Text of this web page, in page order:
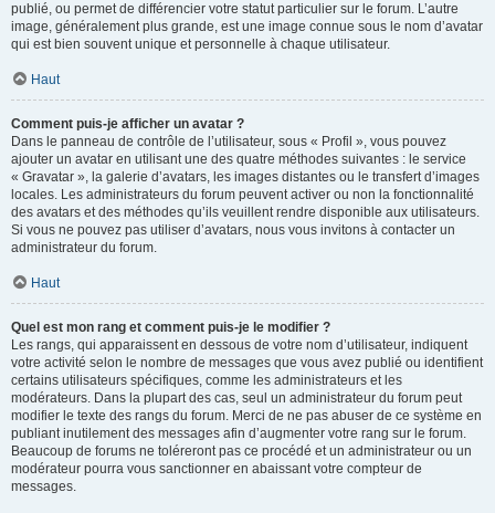
publié, ou permet de différencier votre statut particulier sur le forum. L’autre
image, généralement plus grande, est une image connue sous le nom d’avatar
qui est bien souvent unique et personnelle à chaque utilisateur.
Haut
Comment puis-je afficher un avatar ?
Dans le panneau de contrôle de l’utilisateur, sous « Profil », vous pouvez
ajouter un avatar en utilisant une des quatre méthodes suivantes : le service
« Gravatar », la galerie d’avatars, les images distantes ou le transfert d’images
locales. Les administrateurs du forum peuvent activer ou non la fonctionnalité
des avatars et des méthodes qu’ils veuillent rendre disponible aux utilisateurs.
Si vous ne pouvez pas utiliser d’avatars, nous vous invitons à contacter un
administrateur du forum.
Haut
Quel est mon rang et comment puis-je le modifier ?
Les rangs, qui apparaissent en dessous de votre nom d’utilisateur, indiquent
votre activité selon le nombre de messages que vous avez publié ou identifient
certains utilisateurs spécifiques, comme les administrateurs et les
modérateurs. Dans la plupart des cas, seul un administrateur du forum peut
modifier le texte des rangs du forum. Merci de ne pas abuser de ce système en
publiant inutilement des messages afin d’augmenter votre rang sur le forum.
Beaucoup de forums ne toléreront pas ce procédé et un administrateur ou un
modérateur pourra vous sanctionner en abaissant votre compteur de
messages.